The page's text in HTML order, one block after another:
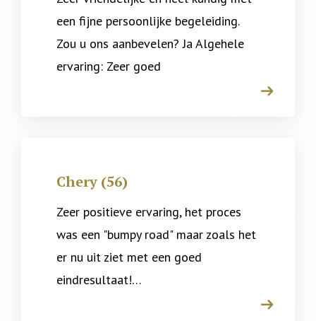
een fijne persoonlijke begeleiding.
Zou u ons aanbevelen? Ja Algehele
ervaring: Zeer goed
arrow
Chery (56)
Zeer positieve ervaring, het proces
was een "bumpy road" maar zoals het
er nu uit ziet met een goed
eindresultaat!…
arrow